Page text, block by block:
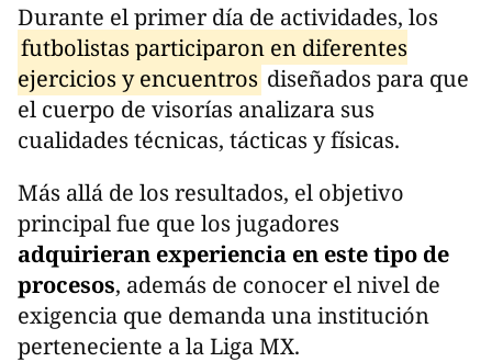
Durante el primer día de actividades, los
futbolistas participaron en diferentes
ejercicios y encuentros diseñados para que
el cuerpo de visorías analizara sus
cualidades técnicas, tácticas y físicas.
Más allá de los resultados, el objetivo
principal fue que los jugadores
adquirieran experiencia en este tipo de
procesos, además de conocer el nivel de
exigencia que demanda una institución
perteneciente a la Liga MX.